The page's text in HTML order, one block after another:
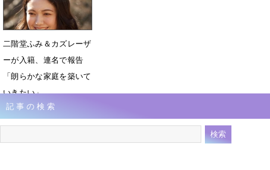
二階堂ふみ＆カズレーザ
ーが入籍、連名で報告
「朗らかな家庭を築いて
いきたい」
8月10日 16時28分
記事の検索